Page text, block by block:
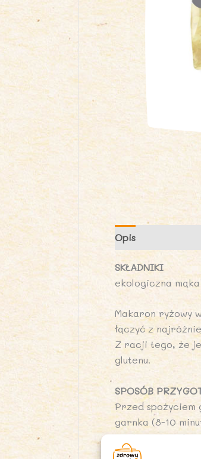
Opis
SKŁADNIKI
ekologiczna
Makaron ryżowy
łączyć z
Z racji tego, że
glutenu.
SPOSÓB
Przed spożyciem
garnka (8-10
Ugotowany